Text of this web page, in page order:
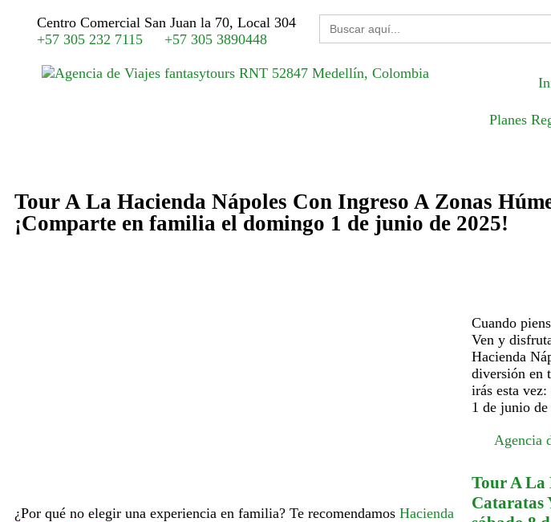
Centro Comercial San Juan la 70, Local 304
+57 305 232 7115
+57 305 3890448
Buscar:
Planes
Tour A La Hacienda Nápoles Con Ingreso A Zonas
¡Comparte en familia el domingo 1 de junio de 2025!
Cuando
Ven y
Hacienda
diversión en
irás esta vez:
1 de junio de
Agencia
¿Por qué no elegir una experiencia en familia? Te recomendamos Hacienda
Tour A La
Cataratas